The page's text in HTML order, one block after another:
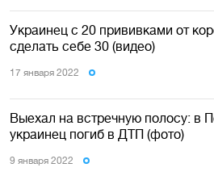
Украинец с 20 прививками от
сделать себе 30 (видео)
17 января 2022
Выехал на встречную полосу: в
украинец погиб в ДТП (фото)
9 января 2022